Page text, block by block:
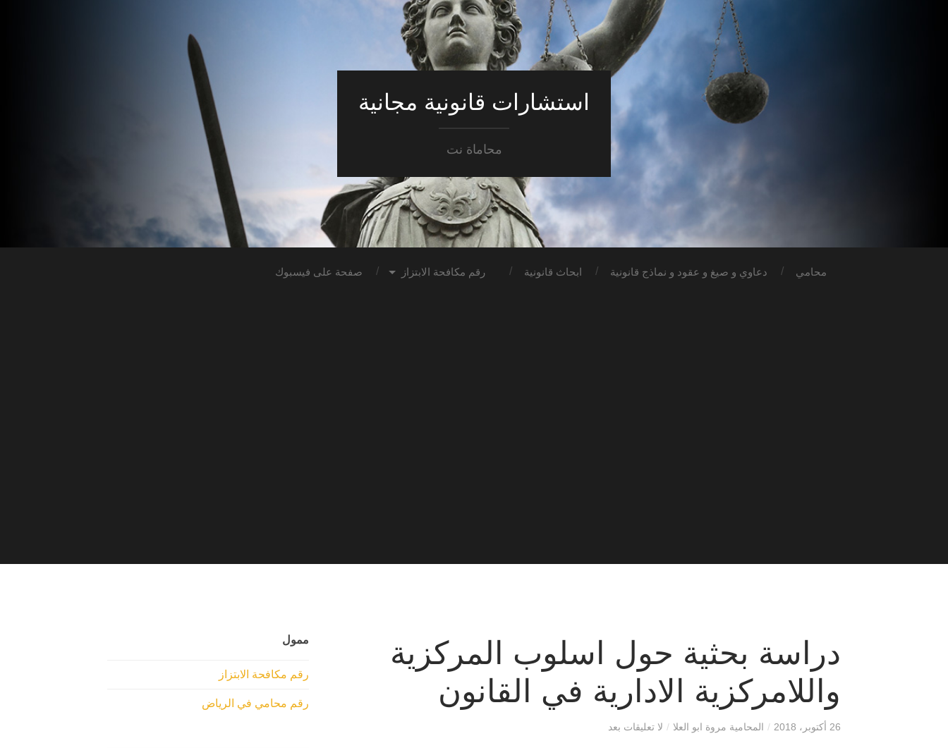
استشارات قانونية مجانية
محاماة نت
محامي دعاوي و صيغ و عقود و نماذج قانونية ابحاث قانونية رقم مكافحة الابتزاز صفحة على فيسبوك
دراسة بحثية حول اسلوب المركزية
واللامركزية الادارية في القانون
26 أكتوبر، 2018 / المحامية مروة ابو العلا / لا تعليقات بعد
ممول
رقم مكافحة الابتزاز
رقم محامي في الرياض